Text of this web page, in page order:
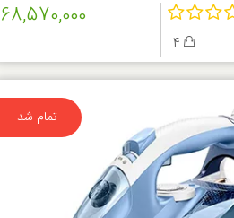
68,570,000
تمام شد